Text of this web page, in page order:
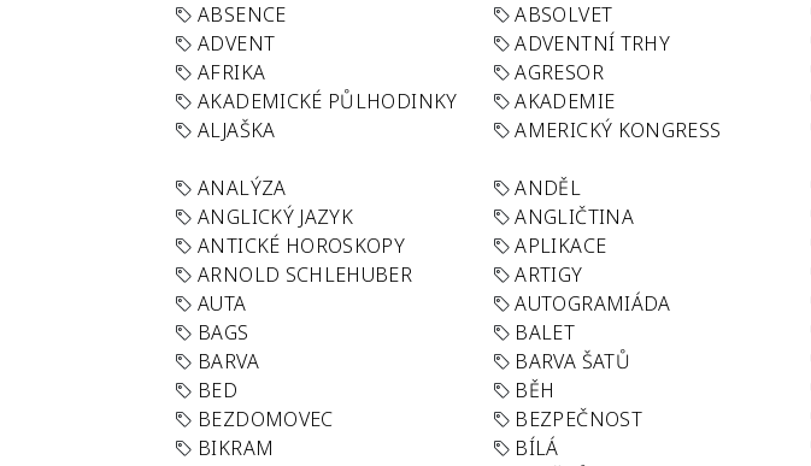
ABSENCE
ABSOLVET
ADVENT
ADVENTNÍ TRHY
AFRIKA
AGRESOR
AKADEMICKÉ PŮLHODINKY
AKADEMIE
ALJAŠKA
AMERICKÝ KONGRESS
ANALÝZA ANDĚL
ANGLICKÝ JAZYK
ANGLIČTINA
ANTICKÉ HOROSKOPY
APLIKACE
ARNOLD SCHLEHUBER
ARTIGY
AUTA
AUTOGRAMIÁDA
BAGS
BALET
BARVA
BARVA ŠATŮ
BED
BĚH
BEZDOMOVEC
BEZPEČNOST
BIKRAM
BÍLÁ